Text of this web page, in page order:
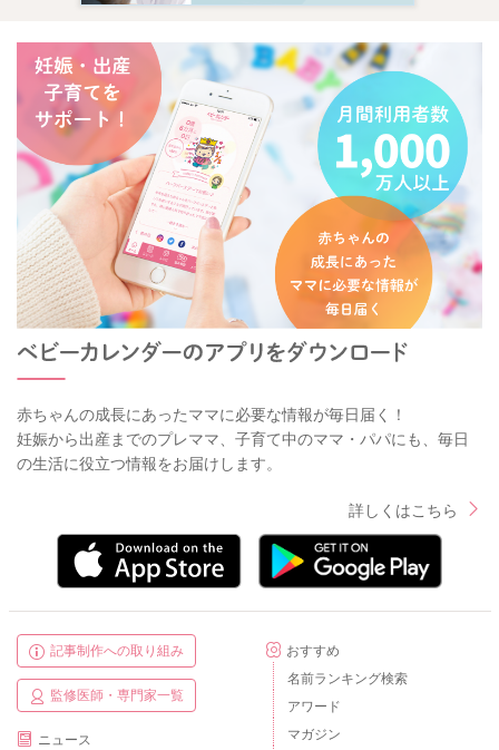
赤ちゃんの成長にあったママに必要な情報が毎日届く！
妊娠から出産までのプレママ、子育て中のママ・パパにも、毎日
の生活に役立つ情報をお届けします。
詳しくはこちら
記事制作への取り組み
監修医師・専門家一覧
ニュース
おすすめ
名前ランキング検索
アワード
マガジン